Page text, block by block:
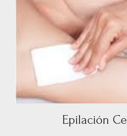
Epilación